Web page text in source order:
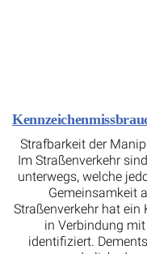
Strafbarkeit der
Im Straßenverkehr
unterwegs, welche
Gemeinsamkeit
Straßenverkehr hat ein
in Verbindung
identifiziert.